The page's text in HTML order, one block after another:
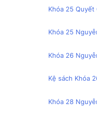
2
2 Years Ago
Khóa 25 Quyết
Khóa 25
Khóa 26
Kệ sách Khóa
Khóa 28